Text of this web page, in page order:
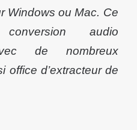
Windows ou Mac. Ce
audio
de nombreux
office d’extracteur de